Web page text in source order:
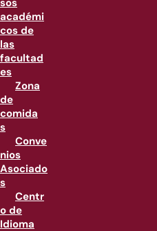
sos
académi
cos de
las
facultad
es
Zona
de
comida
s
Conve
nios
Asociado
s
Centr
o de
Idioma